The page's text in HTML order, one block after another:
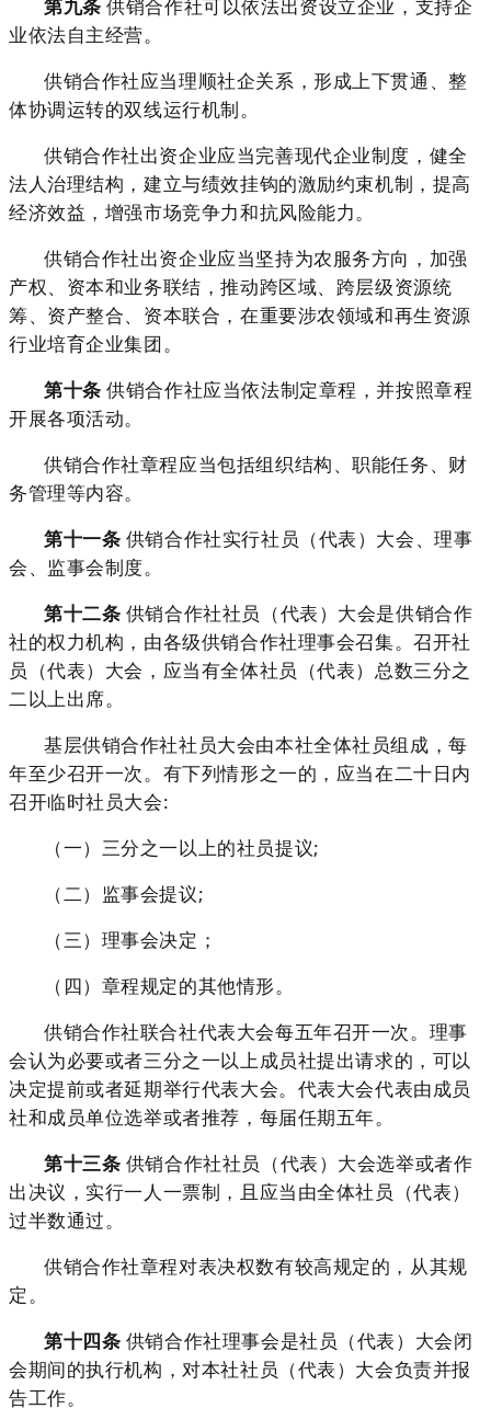
第九条 供销合作社可以依法出资设立企业，支持企
业依法自主经营。
供销合作社应当理顺社企关系，形成上下贯通、整
体协调运转的双线运行机制。
供销合作社出资企业应当完善现代企业制度，健全
法人治理结构，建立与绩效挂钩的激励约束机制，提高
经济效益，增强市场竞争力和抗风险能力。
供销合作社出资企业应当坚持为农服务方向，加强
产权、资本和业务联结，推动跨区域、跨层级资源统
筹、资产整合、资本联合，在重要涉农领域和再生资源
行业培育企业集团。
第十条 供销合作社应当依法制定章程，并按照章程
开展各项活动。
供销合作社章程应当包括组织结构、职能任务、财
务管理等内容。
第十一条 供销合作社实行社员（代表）大会、理事
会、监事会制度。
第十二条 供销合作社社员（代表）大会是供销合作
社的权力机构，由各级供销合作社理事会召集。召开社
员（代表）大会，应当有全体社员（代表）总数三分之
二以上出席。
基层供销合作社社员大会由本社全体社员组成，每
年至少召开一次。有下列情形之一的，应当在二十日内
召开临时社员大会:
（一）三分之一以上的社员提议;
（二）监事会提议;
（三）理事会决定；
（四）章程规定的其他情形。
供销合作社联合社代表大会每五年召开一次。理事
会认为必要或者三分之一以上成员社提出请求的，可以
决定提前或者延期举行代表大会。代表大会代表由成员
社和成员单位选举或者推荐，每届任期五年。
第十三条 供销合作社社员（代表）大会选举或者作
出决议，实行一人一票制，且应当由全体社员（代表）
过半数通过。
供销合作社章程对表决权数有较高规定的，从其规
定。
第十四条 供销合作社理事会是社员（代表）大会闭
会期间的执行机构，对本社社员（代表）大会负责并报
告工作。